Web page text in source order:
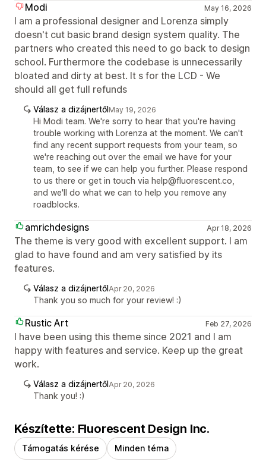
Modi May 16, 2026
I am a professional designer and Lorenza simply
doesn't cut basic brand design system quality. The
partners who created this need to go back to design
school. Furthermore the codebase is unnecessarily
bloated and dirty at best. It s for the LCD - We
should all get full refunds
Válasz a dizájnertőlMay 19, 2026
Hi Modi team. We're sorry to hear that you're having
trouble working with Lorenza at the moment. We can't
find any recent support requests from your team, so
we're reaching out over the email we have for your
team, to see if we can help you further. Please respond
to us there or get in touch via help@fluorescent.co,
and we'll do what we can to help you remove any
roadblocks.
amrichdesigns Apr 18, 2026
The theme is very good with excellent support. I am
glad to have found and am very satisfied by its
features.
Válasz a dizájnertőlApr 20, 2026
Thank you so much for your review! :)
Rustic Art Feb 27, 2026
I have been using this theme since 2021 and I am
happy with features and service. Keep up the great
work.
Válasz a dizájnertőlApr 20, 2026
Thank you! :)
Készítette: Fluorescent Design Inc.
Támogatás kérése Minden téma